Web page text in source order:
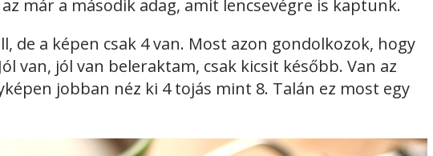
már a második adag, amit lencsevégre is kaptunk.
de a képen csak 4 van. Most azon gondolkozok, hogy
van, jól van beleraktam, csak kicsit később. Van az
jobban néz ki 4 tojás mint 8. Talán ez most egy